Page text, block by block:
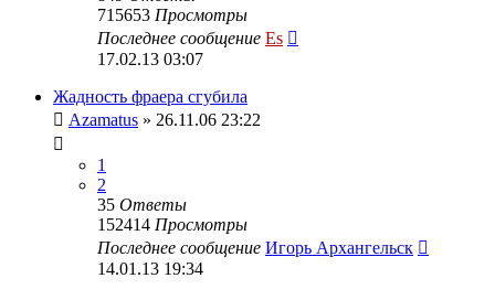
715653 Просмотры
Последнее сообщение Es
17.02.13 03:07
Жадность фраера сгубила
Azamatus » 26.11.06 23:22
1
2
35 Ответы
152414 Просмотры
Последнее сообщение Игорь Архангельск
14.01.13 19:34